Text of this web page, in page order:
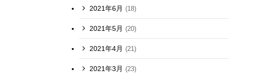
2021年6月 (18)
2021年5月 (20)
2021年4月 (21)
2021年3月 (23)